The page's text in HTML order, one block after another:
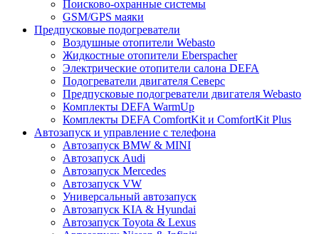
Поисково-охранные системы
GSM/GPS маяки
Предпусковые подогреватели
Воздушные отопители Webasto
Жидкостные отопители Eberspacher
Электрические отопители салона DEFA
Подогреватели двигателя Северс
Предпусковые подогреватели двигателя Webasto
Комплекты DEFA WarmUp
Комплекты DEFA ComfortKit и ComfortKit Plus
Автозапуск и управление с телефона
Автозапуск BMW & MINI
Автозапуск Audi
Автозапуск Mercedes
Автозапуск VW
Универсальный автозапуск
Автозапуск KIA & Hyundai
Автозапуск Toyota & Lexus